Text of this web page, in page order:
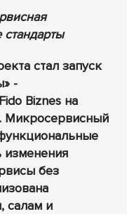
стал запуск
-
Biznes на
Микросервисный
изменения
без
салам и